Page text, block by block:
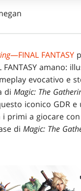
—FINAL FANTASY
FANTASY amano:
evocativo e
diMagic: The
iconico GDR
primi a giocare con
diMagic: The